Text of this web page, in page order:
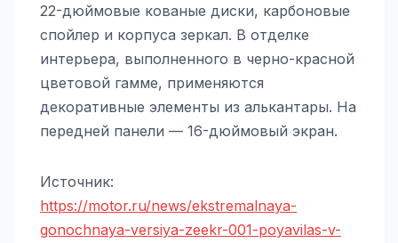
22-дюймовые кованые диски, карбоновые
спойлер и корпуса зеркал. В отделке
интерьера, выполненного в черно-красной
цветовой гамме, применяются
декоративные элементы из алькантары. На
передней панели — 16-дюймовый экран.
Источник:
https://motor.ru/news/ekstremalnaya-
gonochnaya-versiya-zeekr-001-poyavilas-v-